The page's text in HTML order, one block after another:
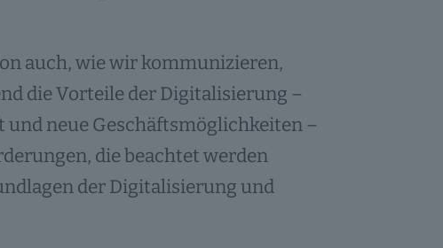
auch, wie wir kommunizieren,
die Vorteile der Digitalisierung –
neue Geschäftsmöglichkeiten –
die beachtet werden
der Digitalisierung und